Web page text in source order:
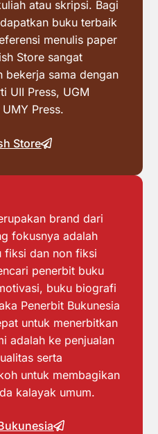
atau skripsi. Bagi
buku terbaik
menulis paper
Store sangat
bekerja sama dengan
UII Press, UGM
Press.
Store
brand dari
fokusnya adalah
fiksi dan non fiksi
penerbit buku
buku biografi
Penerbit Bukunesia
untuk menerbitkan
adalah ke penjualan
serta
untuk membagikan
kalayak umum.